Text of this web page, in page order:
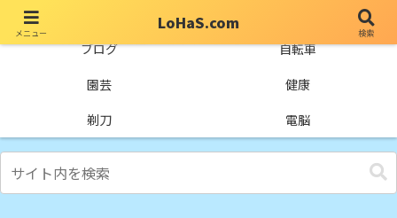
ブログ
自転車
園芸
健康
剃刀
電脳
メニュー
LoHaS.com
検索